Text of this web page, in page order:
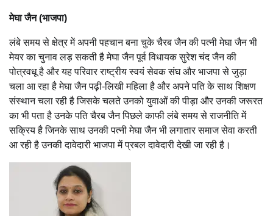
मेघा जैन (भाजपा)
लंबे समय से क्षेत्र में अपनी पहचान बना चुके चैरब जैन की पत्नी मेघा जैन भी
मेयर का चुनाव लड़ सकती है मेघा जैन पूर्व विधायक सुरेश चंद जैन की
पोत्रवधू है और यह परिवार राष्ट्रीय स्वयं सेवक संघ और भाजपा से जुड़ा
चला आ रहा है मेघा जैन पढ़ी-लिखी महिला है और अपने पति के साथ शिक्षण
संस्थान चला रही है जिसके चलते उनको युवाओं की पीड़ा और उनकी जरूरत
का भी पता है उनके पति चैरब जैन पिछले काफी लंबे समय से राजनीति में
सक्रिय है जिनके साथ उनकी पत्नी मेघा जैन भी लगातार समाज सेवा करती
आ रही है उनकी दावेदारी भाजपा में प्रबल दावेदारी देखी जा रही है।